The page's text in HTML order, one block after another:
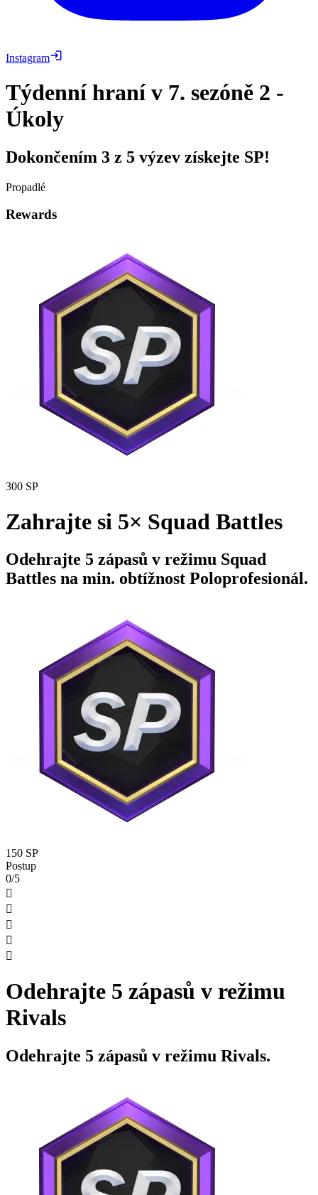
Instagram
Týdenní hraní v 7. sezóně 2 -
Úkoly
Dokončením 3 z 5 výzev získejte SP!
Propadlé
Rewards
300 SP
Zahrajte si 5× Squad Battles
Odehrajte 5 zápasů v režimu Squad
Battles na min. obtížnost Poloprofesionál.
150 SP
Postup
0/5





Odehrajte 5 zápasů v režimu
Rivals
Odehrajte 5 zápasů v režimu Rivals.